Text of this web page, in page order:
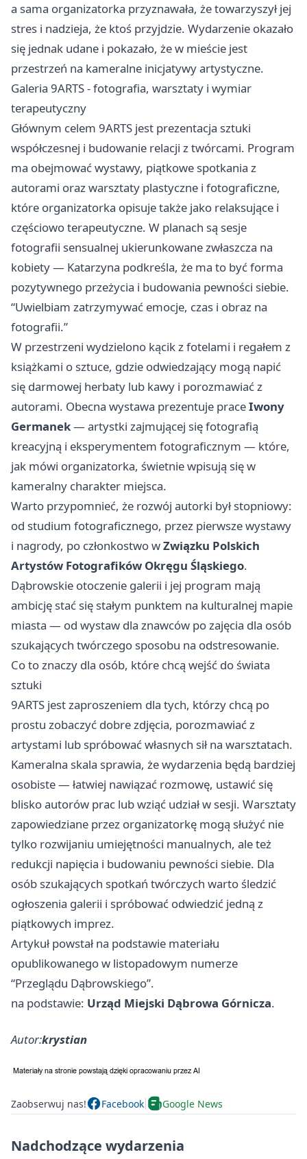
a sama organizatorka przyznawała, że towarzyszył jej
stres i nadzieja, że ktoś przyjdzie. Wydarzenie okazało
się jednak udane i pokazało, że w mieście jest
przestrzeń na kameralne inicjatywy artystyczne.
Galeria 9ARTS - fotografia, warsztaty i wymiar
terapeutyczny
Głównym celem 9ARTS jest prezentacja sztuki
współczesnej i budowanie relacji z twórcami. Program
ma obejmować wystawy, piątkowe spotkania z
autorami oraz warsztaty plastyczne i fotograficzne,
które organizatorka opisuje także jako relaksujące i
częściowo terapeutyczne. W planach są sesje
fotografii sensualnej ukierunkowane zwłaszcza na
kobiety — Katarzyna podkreśla, że ma to być forma
pozytywnego przeżycia i budowania pewności siebie.
“Uwielbiam zatrzymywać emocje, czas i obraz na
fotografii.”
W przestrzeni wydzielono kącik z fotelami i regałem z
książkami o sztuce, gdzie odwiedzający mogą napić
się darmowej herbaty lub kawy i porozmawiać z
autorami. Obecna wystawa prezentuje praceIwony
Germanek— artystki zajmującej się fotografią
kreacyjną i eksperymentem fotograficznym — które,
jak mówi organizatorka, świetnie wpisują się w
kameralny charakter miejsca.
Warto przypomnieć, że rozwój autorki był stopniowy:
od studium fotograficznego, przez pierwsze wystawy
i nagrody, po członkostwo wZwiązku Polskich
Artystów Fotografików Okręgu Śląskiego.
Dąbrowskie otoczenie galerii i jej program mają
ambicję stać się stałym punktem na kulturalnej mapie
miasta — od wystaw dla znawców po zajęcia dla osób
szukających twórczego sposobu na odstresowanie.
Co to znaczy dla osób, które chcą wejść do świata
sztuki
9ARTS jest zaproszeniem dla tych, którzy chcą po
prostu zobaczyć dobre zdjęcia, porozmawiać z
artystami lub spróbować własnych sił na warsztatach.
Kameralna skala sprawia, że wydarzenia będą bardziej
osobiste — łatwiej nawiązać rozmowę, ustawić się
blisko autorów prac lub wziąć udział w sesji. Warsztaty
zapowiedziane przez organizatorkę mogą służyć nie
tylko rozwijaniu umiejętności manualnych, ale też
redukcji napięcia i budowaniu pewności siebie. Dla
osób szukających spotkań twórczych warto śledzić
ogłoszenia galerii i spróbować odwiedzić jedną z
piątkowych imprez.
Artykuł powstał na podstawie materiału
opublikowanego w listopadowym numerze
“Przeglądu Dąbrowskiego”.
na podstawie: Urząd Miejski Dąbrowa Górnicza.
Autor:krystian
Zaobserwuj nas! Facebook Google News
Nadchodzące wydarzenia